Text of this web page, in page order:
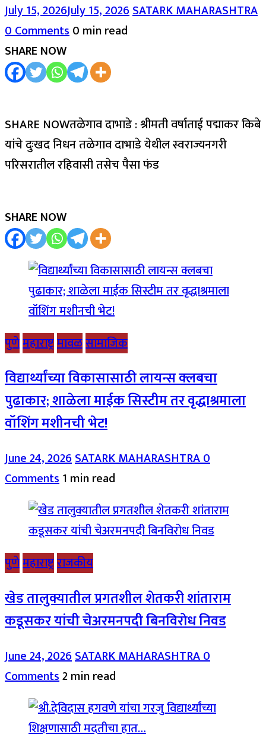
July 15, 2026July 15, 2026SATARK MAHARASHTRA
0 Comments0 min read
SHARE NOW
SHARE NOWतळेगाव दाभाडे : श्रीमती वर्षाताई पद्माकर किबे
यांचे दुःखद निधन तळेगाव दाभाडे येथील स्वराज्यनगरी
परिसरातील रहिवासी तसेच पैसा फंड
SHARE NOW
पुणेमहाराष्ट्रमावळसामाजिक
विद्यार्थ्यांच्या विकासासाठी लायन्स क्लबचा
पुढाकार; शाळेला माईक सिस्टीम तर वृद्धाश्रमाला
वॉशिंग मशीनची भेट!
June 24, 2026SATARK MAHARASHTRA0
Comments1 min read
पुणेमहाराष्ट्रराजकीय
खेड तालुक्यातील प्रगतशील शेतकरी शांताराम
कडूसकर यांची चेअरमनपदी बिनविरोध निवड
June 24, 2026SATARK MAHARASHTRA0
Comments2 min read